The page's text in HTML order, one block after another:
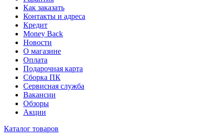
Как заказать
Контакты и адреса
Кредит
Money Back
Новости
О магазине
Оплата
Подарочная карта
Сборка ПК
Сервисная служба
Вакансии
Обзоры
Акции
Каталог товаров